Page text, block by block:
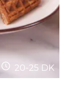
20-25 DK